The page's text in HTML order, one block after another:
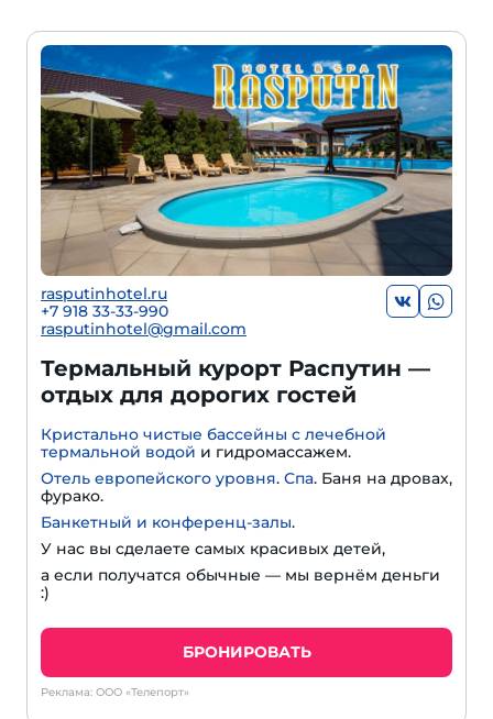
rasputinhotel.ru
+7 918 33-33-990
rasputinhotel@gmail.com
Термальный курорт Распутин —
отдых для дорогих гостей
Кристально чистые бассейны с лечебной
термальной водой и гидромассажем.
Отель европейского уровня. Спа. Баня на дровах,
фурако.
Банкетный и конференц-залы.
У нас вы сделаете самых красивых детей,
а если получатся обычные — мы вернём деньги
:)
БРОНИРОВАТЬ
Реклама: ООО «Телепорт»